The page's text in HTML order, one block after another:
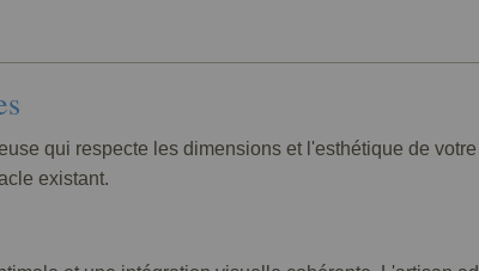
qui respecte les dimensions et l'esthétique de
existant.